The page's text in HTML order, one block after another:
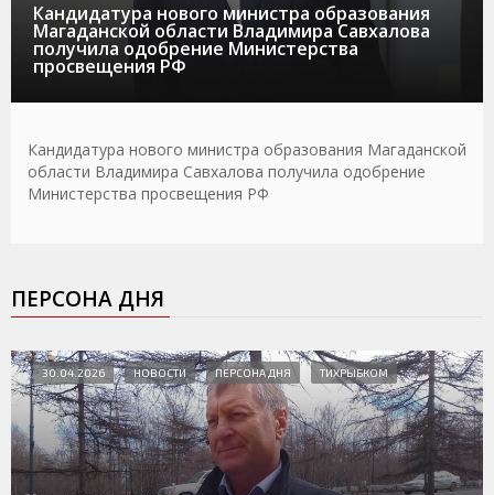
Кандидатура нового министра образования
Магаданской области Владимира Савхалова
получила одобрение Министерства
просвещения РФ
Кандидатура нового министра образования Магаданской
области Владимира Савхалова получила одобрение
Министерства просвещения РФ
ПЕРСОНА ДНЯ
30.04.2026 НОВОСТИ ПЕРСОНА ДНЯ ТИХРЫБКОМ